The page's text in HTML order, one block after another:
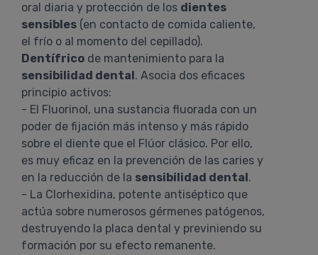
oral diaria y protección de los dientes
sensibles (en contacto de comida caliente,
el frío o al momento del cepillado).
Dentífrico de mantenimiento para la
sensibilidad dental. Asocia dos eficaces
principio activos:
- El Fluorinol, una sustancia fluorada con un
poder de fijación más intenso y más rápido
sobre el diente que el Flúor clásico. Por ello,
es muy eficaz en la prevención de las caries y
en la reducción de la sensibilidad dental.
- La Clorhexidina, potente antiséptico que
actúa sobre numerosos gérmenes patógenos,
destruyendo la placa dental y previniendo su
formación por su efecto remanente.